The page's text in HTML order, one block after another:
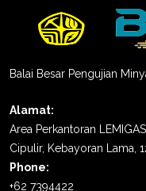
Balai Besar Pengujian
Alamat:
Area Perkantoran
Cipulir, Kebayoran Lama,
Phone:
+62 7394422